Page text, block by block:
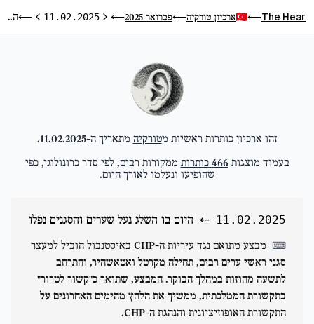
The Hear
⟵ ארכיון טורקיה⟵פברואר 2025 ⟵היום הקודם
11.02.2025 היום הבא
⟵ היום בו השלג נעל שערים והסגנים נפלו
זהו ארכיון כותרות ראשיות מטורקיה מתאריך ה-11.02.2025
.
בעמוד מוצגות466 כותרות ממקורות רבים, לפי סדר כרונולוגי, כפי
שהופיעו ונעלמו לאורך היום.
11.02.2025
⇠ היום בו השלג נעל שערים והסגנים נפלו
⌨
מבצע מתואם נגד עיריות ה-CHP באיסטנבול הוביל למעצר
סגני ראשי ערים רבים, תחילה מקרטל ואטאשהיר, והתרחב
לתשעה מחוזות במהלך הבוקר. המבצע, שתואר כ"קשור לטרור"
בתקשורת הממלכתית, ממשיך את הלחץ מהימים האחרונים על
התקשורת האופוזיציונית והנהגת ה-CHP.